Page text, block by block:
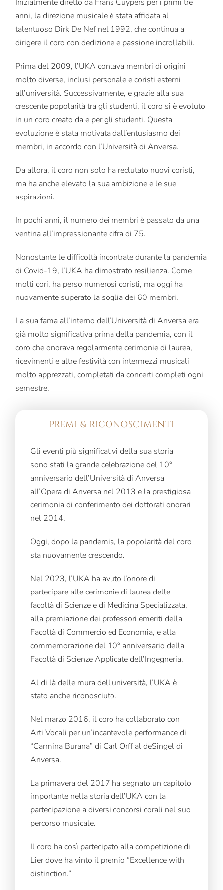
Inizialmente diretto da Frans Cuypers per i primi tre
anni, la direzione musicale è stata affidata al
talentuoso Dirk De Nef nel 1992, che continua a
dirigere il coro con dedizione e passione incrollabili.
Prima del 2009, l’UKA contava membri di origini
molto diverse, inclusi personale e coristi esterni
all’università. Successivamente, e grazie alla sua
crescente popolarità tra gli studenti, il coro si è evoluto
in un coro creato da e per gli studenti. Questa
evoluzione è stata motivata dall’entusiasmo dei
membri, in accordo con l’Università di Anversa.
Da allora, il coro non solo ha reclutato nuovi coristi,
ma ha anche elevato la sua ambizione e le sue
aspirazioni.
In pochi anni, il numero dei membri è passato da una
ventina all’impressionante cifra di 75.
Nonostante le difficoltà incontrate durante la pandemia
di Covid-19, l’UKA ha dimostrato resilienza. Come
molti cori, ha perso numerosi coristi, ma oggi ha
nuovamente superato la soglia dei 60 membri.
La sua fama all’interno dell’Università di Anversa era
già molto significativa prima della pandemia, con il
coro che onorava regolarmente cerimonie di laurea,
ricevimenti e altre festività con intermezzi musicali
molto apprezzati, completati da concerti completi ogni
semestre.
PREMI & RICONOSCIMENTI
Gli eventi più significativi della sua storia
sono stati la grande celebrazione del 10°
anniversario dell’Università di Anversa
all’Opera di Anversa nel 2013 e la prestigiosa
cerimonia di conferimento dei dottorati onorari
nel 2014.
Oggi, dopo la pandemia, la popolarità del coro
sta nuovamente crescendo.
Nel 2023, l’UKA ha avuto l’onore di
partecipare alle cerimonie di laurea delle
facoltà di Scienze e di Medicina Specializzata,
alla premiazione dei professori emeriti della
Facoltà di Commercio ed Economia, e alla
commemorazione del 10° anniversario della
Facoltà di Scienze Applicate dell’Ingegneria.
Al di là delle mura dell’università, l’UKA è
stato anche riconosciuto.
Nel marzo 2016, il coro ha collaborato con
Arti Vocali per un’incantevole performance di
“Carmina Burana” di Carl Orff al deSingel di
Anversa.
La primavera del 2017 ha segnato un capitolo
importante nella storia dell’UKA con la
partecipazione a diversi concorsi corali nel suo
percorso musicale.
Il coro ha così partecipato alla competizione di
Lier dove ha vinto il premio “Excellence with
distinction.”